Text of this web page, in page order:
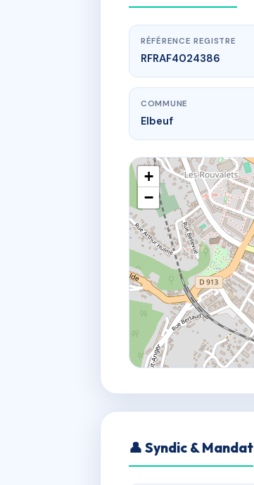
RÉFÉRENCE REGISTRE
RFRAF4024386
COMMUNE
Elbeuf
+
−
👤 Syndic & Mandat